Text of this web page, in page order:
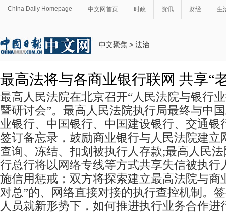
China Daily Homepage 中文网首页 时政 资讯 财经 生
中文聚焦 > 法治
最高法将与各商业银行联网 共享“
最高人民法院在北京召开“人民法院与银行
暨研讨会”。最高人民法院执行局最终与中
业银行、中国银行、中国建设银行、交通银
签订备忘录，鼓励商业银行与人民法院建立
查询、冻结、扣划被执行人存款;最高人民
行总行将以网络专线等方式共享失信被执行
施信用惩戒；双方将探索建立最高法院与商
对总”的、网络直接对接的执行查控机制。
人员就新形势下，如何推进执行业务合作进